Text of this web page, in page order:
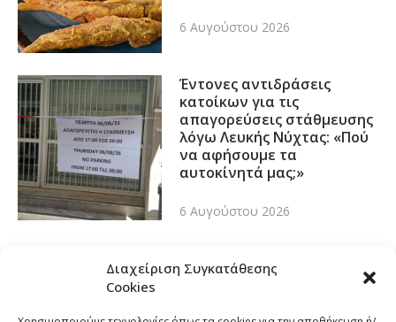
Διαχείριση Συγκατάθεσης
Cookies
6 Αυγούστου 2026
Έντονες αντιδράσεις
κατοίκων για τις
απαγορεύσεις στάθμευσης
λόγω Λευκής Νύχτας: «Πού
να αφήσουμε τα
αυτοκίνητά μας;»
6 Αυγούστου 2026